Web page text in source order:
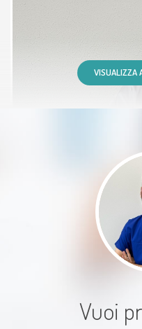
consiglio
cerca un
preparato
Davide ha
del mio
seduta mi
VISUALIZZA
Vuoi